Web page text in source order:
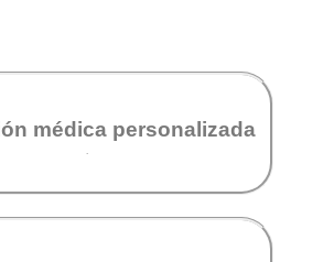
médica personalizada
.